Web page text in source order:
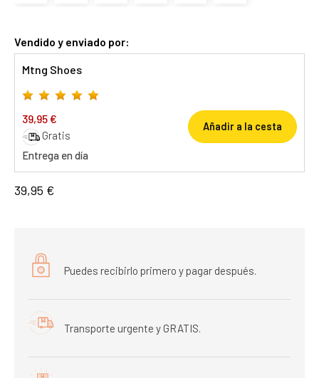
Vendido y enviado por:
Mtng Shoes
39,95 €
Gratis
Entrega en día
Añadir a la cesta
39,95 €
Puedes recibirlo primero y pagar después.
Transporte urgente y GRATIS.